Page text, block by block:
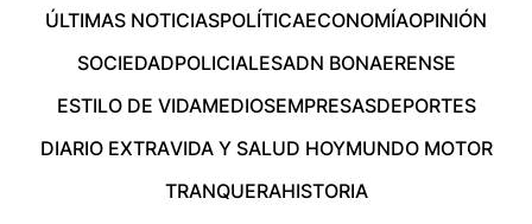
ÚLTIMAS NOTICIASPOLÍTICAECONOMÍAOPINIÓN
SOCIEDADPOLICIALESADN BONAERENSE
ESTILO DE VIDAMEDIOSEMPRESASDEPORTES
DIARIO EXTRAVIDA Y SALUD HOYMUNDO MOTOR
TRANQUERAHISTORIA